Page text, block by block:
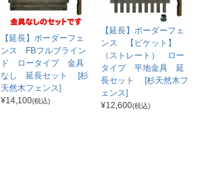
【延長】ボーダーフェ
ンス FBフルブライン
ド ロータイプ 金具
なし 延長セット [杉
天然木フェンス]
¥14,100(税込)
【延長】ボーダーフェ
ンス 【ピケット】
（ストレート） ロー
タイプ 平地金具 延
長セット [杉天然木フ
ェンス]
¥12,600(税込)